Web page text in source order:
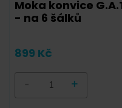
Moka konvice
- na 6 šálků
899 Kč
+